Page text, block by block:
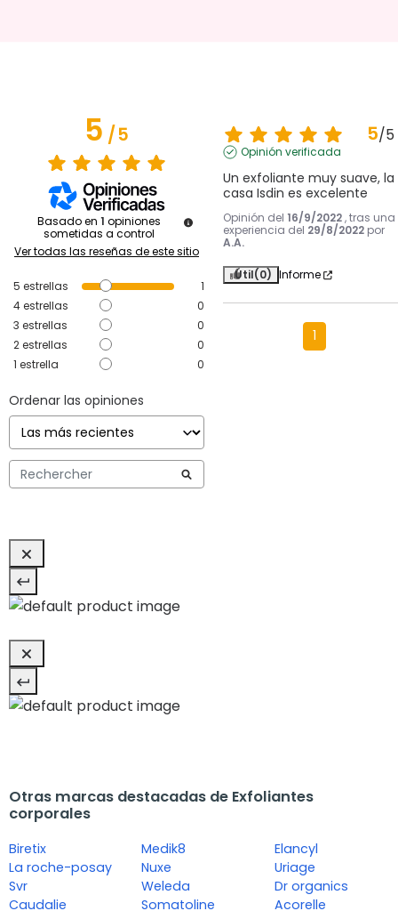
5/5
Basado en 1 opiniones
sometidas a control
Ver todas las reseñas de este sitio
5 estrellas
1
4estrellas
0
3 estrellas
0
2estrellas
0
1 estrella 0
Ordenar las opiniones
5/5
Opinión verificada
Un exfoliante muy suave, la
casa Isdin es excelente
Opinión del 16/9/2022 , tras una
experiencia del 29/8/2022 por
A.A.
Útil(0) Informe
1
Otras marcas destacadas de Exfoliantes
corporales
Biretix
La roche-posay
Svr
Caudalie
Medik8
Nuxe
Weleda
Somatoline
Elancyl
Uriage
Dr organics
Acorelle